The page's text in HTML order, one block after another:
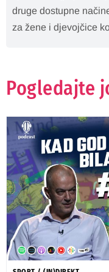
druge dostupne
za žene i djevojčice
Pogledajte